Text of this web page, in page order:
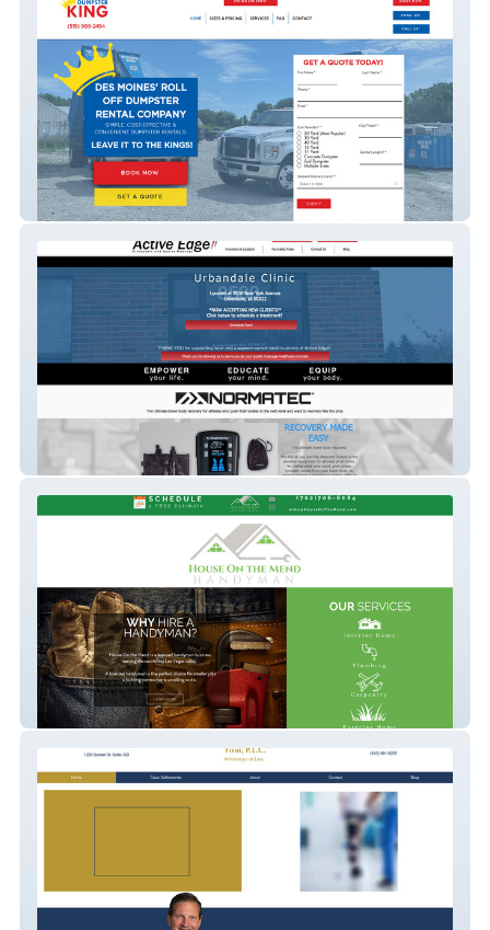
Dumpster King
activeedge
houseonthemend